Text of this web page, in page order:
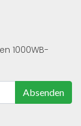
1000WB-
Absenden